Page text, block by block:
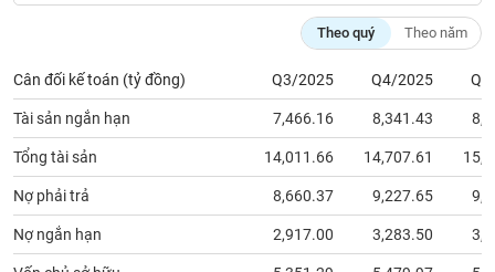
Theo quý Theo năm
Cân đối kế toán (tỷ đồng) Q3/2025 Q4/2025
Tài sản ngắn hạn 7,466.16 8,341.43
Tổng tài sản 14,011.66 14,707.61
Nợ phải trả 8,660.37 9,227.65
Nợ ngắn hạn 2,917.00 3,283.50
đầu
tư
Truyền
thông
tài